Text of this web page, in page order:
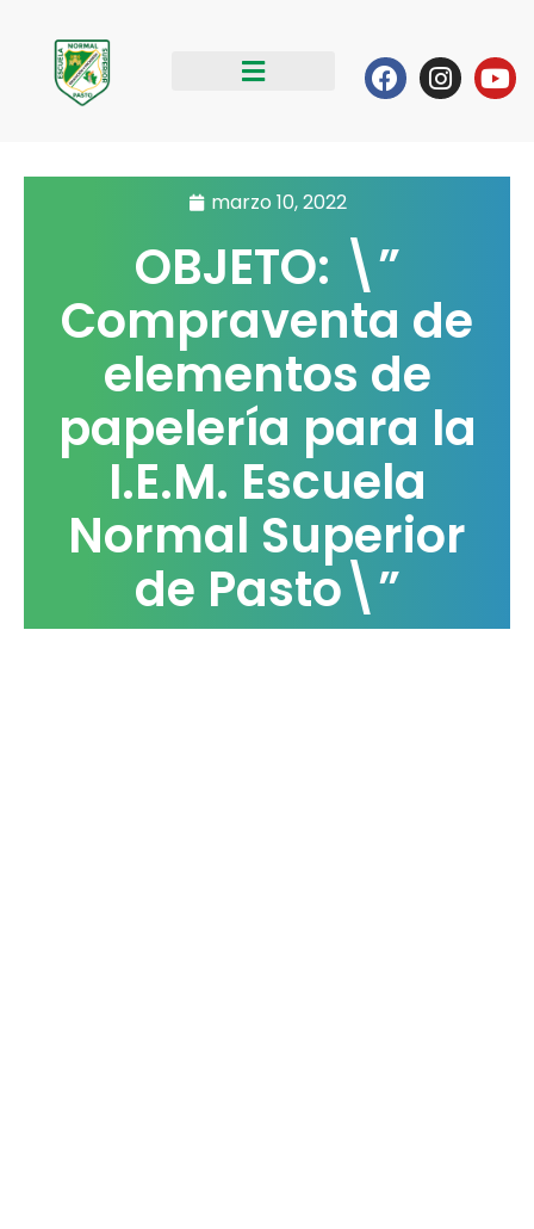
contenido
Facebook
marzo 10, 2022
OBJETO: \”
Compraventa de
elementos de
papelería para la
I.E.M. Escuela
Normal Superior
de Pasto\”